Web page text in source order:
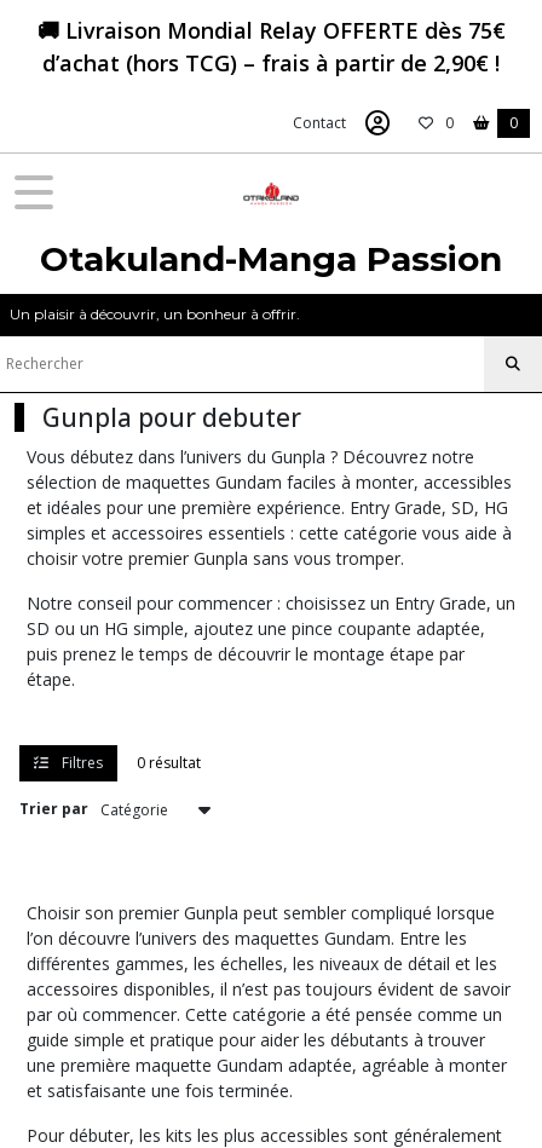
🚚 Livraison Mondial Relay OFFERTE dès 75€
d’achat (hors TCG) – frais à partir de 2,90€ !
Contact 0 0
Otakuland-Manga Passion
Un plaisir à découvrir, un bonheur à offrir.
Gunpla pour debuter
Vous débutez dans l’univers du Gunpla ? Découvrez notre
sélection de maquettes Gundam faciles à monter, accessibles
et idéales pour une première expérience. Entry Grade, SD, HG
simples et accessoires essentiels : cette catégorie vous aide à
choisir votre premier Gunpla sans vous tromper.
Notre conseil pour commencer : choisissez un Entry Grade, un
SD ou un HG simple, ajoutez une pince coupante adaptée,
puis prenez le temps de découvrir le montage étape par
étape.
Filtres 0 résultat
Trier par
Choisir son premier Gunpla peut sembler compliqué lorsque
l’on découvre l’univers des maquettes Gundam. Entre les
différentes gammes, les échelles, les niveaux de détail et les
accessoires disponibles, il n’est pas toujours évident de savoir
par où commencer. Cette catégorie a été pensée comme un
guide simple et pratique pour aider les débutants à trouver
une première maquette Gundam adaptée, agréable à monter
et satisfaisante une fois terminée.
Pour débuter, les kits les plus accessibles sont généralement
Fermer
Tous
les
produits
Gunpla
Maquettes
Gundam
1-
144
(28)
Maquettes
Gundam
MG
100
(2)
SD
Grade
Accessoires
Gunpla
(3)
Afficher
les
résultats